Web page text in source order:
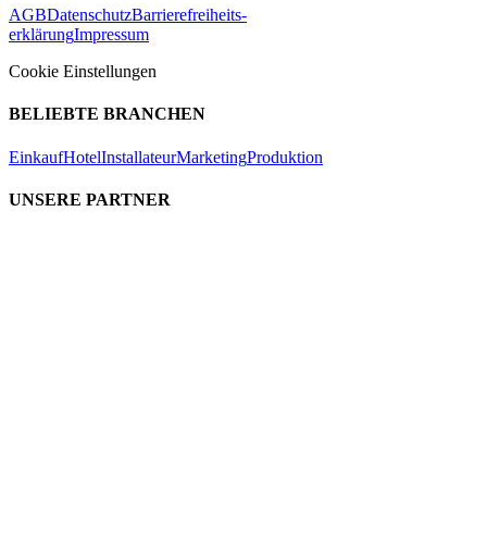
AGBDatenschutzBarrierefreiheits-
erklärungImpressum
Cookie Einstellungen
BELIEBTE BRANCHEN
EinkaufHotelInstallateurMarketingProduktion
UNSERE PARTNER